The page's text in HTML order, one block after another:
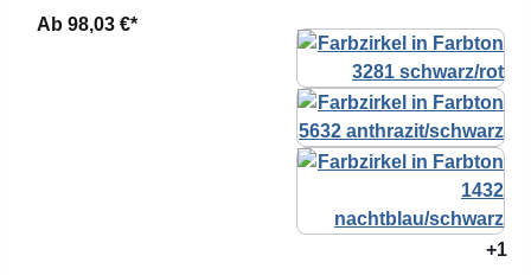
Ab 98,03 €*
+1